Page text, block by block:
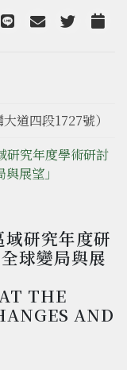
TwitterAdd
道四段1727號）
研究年度學術研討
展望」
研究年度研
球變局與展
THE
AND